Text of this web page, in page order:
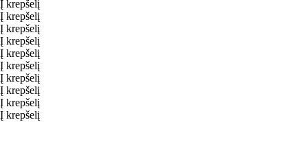
Į krepšelį
Į krepšelį
Į krepšelį
Į krepšelį
Į krepšelį
Į krepšelį
Į krepšelį
Į krepšelį
Į krepšelį
Į krepšelį